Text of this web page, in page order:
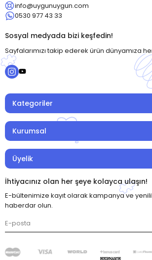
Kategoriler
Kurumsal
Üyelik
İhtiyacınız olan her şeye kolayca ulaşın!
E-bültenimize kayıt olarak kampanya ve
haberdar olun.
info@uygunuygun.com
0530 977 43 33
Sosyal medyada bizi keşfedin!
Sayfalarımızı takip ederek ürün dünyamıza